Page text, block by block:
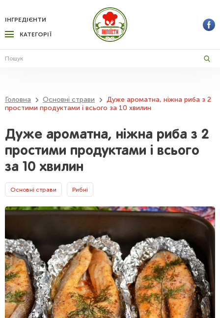
КАТЕГОРІЇ
ІНГРЕДІЄНТИ
Головна Основні страви
Дуже ароматна, ніжна риба з 2
простими продуктами і всього за 10 хвилин
Дуже ароматна, ніжна риба з 2
простими продуктами і всього
за 10 хвилин
Основні страви Рибні